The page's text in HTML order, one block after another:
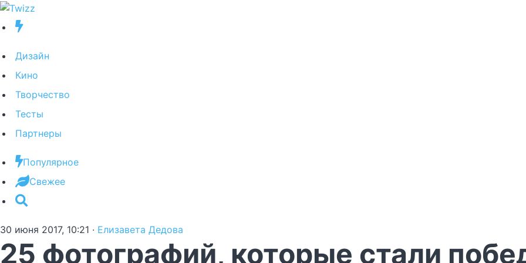
Дизайн
Кино
Творчество
Тесты
Партнеры
Популярное
Свежее
30 июня 2017, 10:21 · Елизавета Дедова
25 фотографий, которые стали